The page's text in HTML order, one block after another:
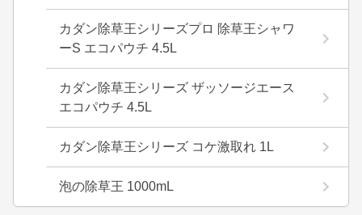
カダン除草王シリーズプロ 除草王シャワ
ーS エコパウチ 4.5L
カダン除草王シリーズ ザッソージエース
エコパウチ 4.5L
カダン除草王シリーズ コケ激取れ 1L
泡の除草王 1000mL